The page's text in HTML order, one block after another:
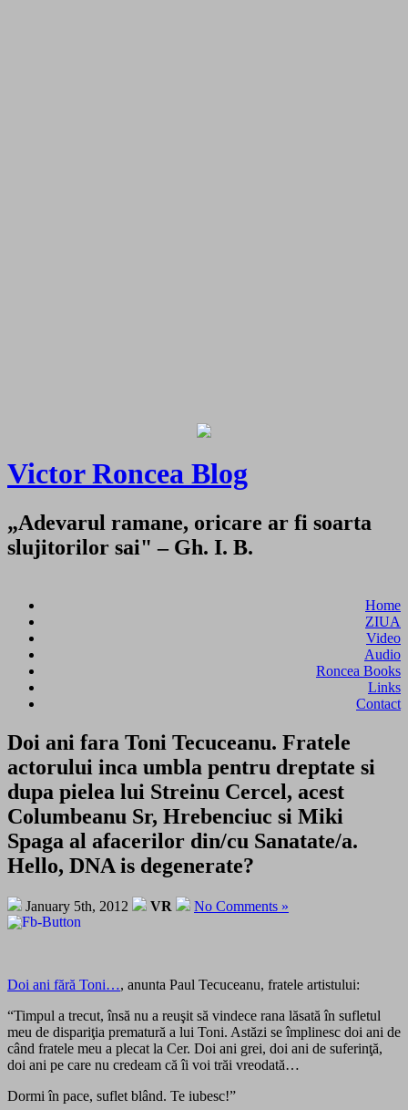
Victor Roncea Blog
„Adevarul ramane, oricare ar fi soarta
slujitorilor sai" – Gh. I. B.
Home
ZIUA
Video
Audio
Roncea Books
Links
Contact
Doi ani fara Toni Tecuceanu. Fratele
actorului inca umbla pentru dreptate si
dupa pielea lui Streinu Cercel, acest
Columbeanu Sr, Hrebenciuc si Miki
Spaga al afacerilor din/cu Sanatate/a.
Hello, DNA is degenerate?
January 5th, 2012 VR No Comments »
Doi ani fără Toni…, anunta Paul Tecuceanu, fratele artistului:
“Timpul a trecut, însă nu a reuşit să vindece rana lăsată în sufletul
meu de dispariţia prematură a lui Toni. Astăzi se împlinesc doi ani de
când fratele meu a plecat la Cer. Doi ani grei, doi ani de suferinţă,
doi ani pe care nu credeam că îi voi trăi vreodată…
Dormi în pace, suflet blând. Te iubesc!”